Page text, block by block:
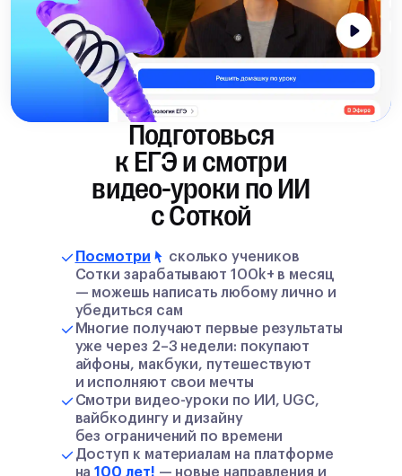
Подготовься
к ЕГЭ и смотри
видео-уроки по ИИ
с Соткой
Посмотри
сколько учеников
Сотки зарабатывают 100k+ в месяц
— можешь написать любому лично и
убедиться сам
Многие получают первые результаты
уже через 2–3 недели: покупают
айфоны, макбуки, путешествуют
и исполняют свои мечты
Смотри видео-уроки по ИИ, UGC,
вайбкодингу и дизайну
без ограничений по времени
Доступ к материалам на платформе
на100 лет! — новые направления и